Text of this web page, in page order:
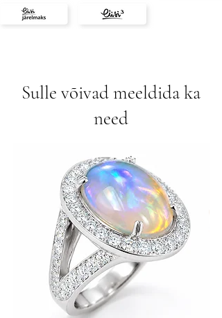
Sulle võivad meeldida ka
need